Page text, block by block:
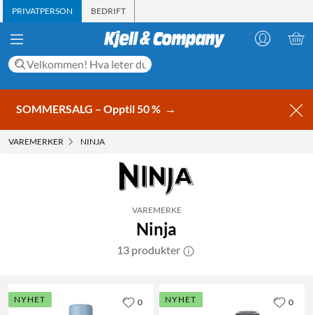
PRIVATPERSON BEDRIFT
SOMMERSALG – Opptil 50 % →
VAREMERKER NINJA
VAREMERKE
Ninja
13 produkter
NYHET 0 NYHET 0